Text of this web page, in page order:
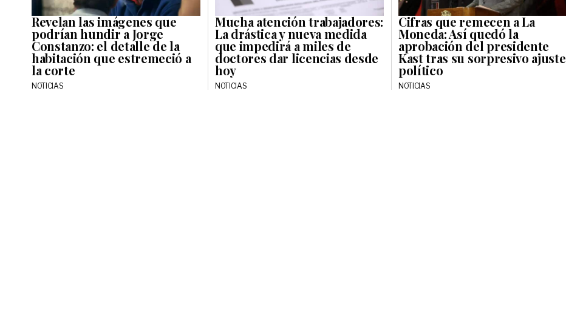
aumentar
o
disminuir
el
Revelan las imágenes que
podrían hundir a Jorge
Constanzo: el detalle de la
habitación que estremeció a
la corte
NOTICIAS
Mucha atención trabajadores:
La drástica y nueva medida
que impedirá a miles de
doctores dar licencias desde
hoy
NOTICIAS
Cifras que remecen a La
Moneda: Así quedó la
aprobación del presidente
Kast tras su sorpresivo ajuste
político
NOTICIAS